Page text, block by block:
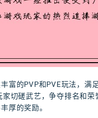
富的PVP和PVE玩法，
切磋武艺，争夺排名和
厚的奖励。